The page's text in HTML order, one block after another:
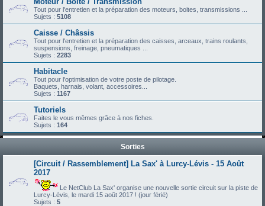
Tout pour l'entretien et la préparation des moteurs, boites, transmissions ...
Sujets : 5108
Caisse / Châssis
Tout pour l'entretien et la préparation des caisses, arceaux, trains roulants,
suspensions, freinage, pneumatiques ...
Sujets : 2283
Habitacle
Tout pour l'optimisation de votre poste de pilotage.
Baquets, harnais, volant, accessoires...
Sujets : 1167
Tutoriels
Faites le vous mêmes grâce à nos fiches.
Sujets : 164
Sorties
[Circuit / Rassemblement] La Sax' à Lurcy-Lévis - 15 Août
2017
Le NetClub La Sax' organise une nouvelle sortie circuit sur la piste de
Lurcy-Lévis, le mardi 15 août 2017 ! (jour férié)
Sujets : 5